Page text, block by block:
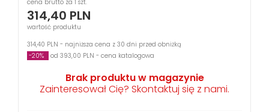
cena brutto za 1 szt.
314,40 PLN
wartość produktu
314,40 PLN - najniższa cena z 30 dni przed obniżką
-20%
od 393,00 PLN - cena katalogowa
Brak produktu w magazynie
Zainteresował Cię? Skontaktuj się z nami.